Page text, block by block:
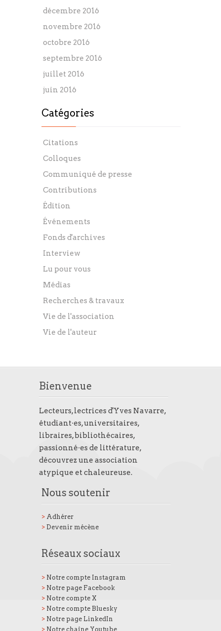
décembre 2016
novembre 2016
octobre 2016
septembre 2016
juillet 2016
juin 2016
Catégories
Citations
Colloques
Communiqué de presse
Contributions
Édition
Événements
Fonds d'archives
Interview
Lu pour vous
Médias
Recherches & travaux
Vie de l'association
Vie de l'auteur
Bienvenue
Lecteurs, lectrices d'Yves Navarre,
étudiant·es, universitaires,
libraires, bibliothécaires,
passionné·es de littérature,
découvrez une association
atypique et chaleureuse.
Nous soutenir
> Adhérer
> Devenir mécène
Réseaux sociaux
> Notre compte Instagram
> Notre page Facebook
> Notre compte X
> Notre compte Bluesky
> Notre page LinkedIn
> Notre chaîne Youtube